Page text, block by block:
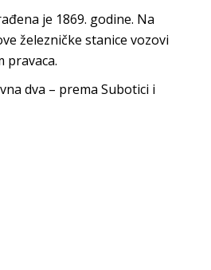
je 1869. godine. Na
železničke stanice vozovi
pravaca.
dva – prema Subotici i